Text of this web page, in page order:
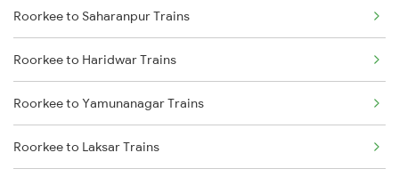
Delhi to Jammu Trains
Mumbai to Delhi Trains
Mumbai to Goa Trains
Chennai to Coimbatore Trains
Roorkee to Saharanpur Trains
Roorkee to Haridwar Trains
Roorkee to Yamunanagar Trains
Roorkee to Laksar Trains